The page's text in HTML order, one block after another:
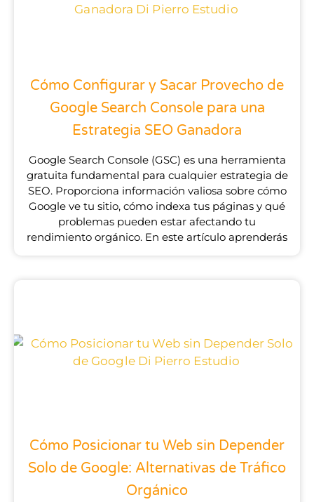
Cómo Configurar y Sacar Provecho de
Google Search Console para una
Estrategia SEO Ganadora
Google Search Console (GSC) es una herramienta
gratuita fundamental para cualquier estrategia de
SEO. Proporciona información valiosa sobre cómo
Google ve tu sitio, cómo indexa tus páginas y qué
problemas pueden estar afectando tu
rendimiento orgánico. En este artículo aprenderás
Cómo Posicionar tu Web sin Depender
Solo de Google: Alternativas de Tráfico
Orgánico